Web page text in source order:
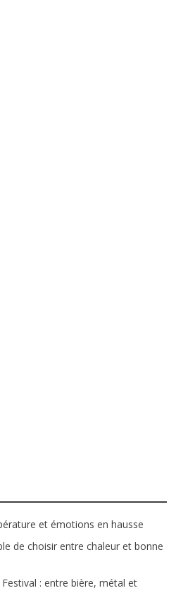
et émotions en hausse
de choisir entre chaleur et bonne
: entre bière, métal et